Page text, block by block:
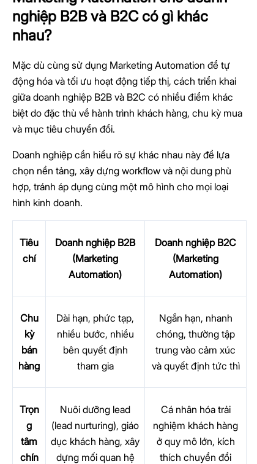
nghiệp B2B và B2C có gì khác
nhau?
Mặc dù cùng sử dụng Marketing Automation để tự
động hóa và tối ưu hoạt động tiếp thị, cách triển khai
giữa doanh nghiệp B2B và B2C có nhiều điểm khác
biệt do đặc thù về hành trình khách hàng, chu kỳ mua
và mục tiêu chuyển đổi.
Doanh nghiệp cần hiểu rõ sự khác nhau này để lựa
chọn nền tảng, xây dựng workflow và nội dung phù
hợp, tránh áp dụng cùng một mô hình cho mọi loại
hình kinh doanh.
Tiêu
chí
Doanh nghiệp B2B
(Marketing
Automation)
Doanh nghiệp B2C
(Marketing
Automation)
Chu
kỳ
bán
hàng
Dài hạn, phức tạp,
nhiều bước, nhiều
bên quyết định
tham gia
Ngắn hạn, nhanh
chóng, thường tập
trung vào cảm xúc
và quyết định tức thì
Trọn
g
tâm
chín
Nuôi dưỡng lead
(lead nurturing), giáo
dục khách hàng, xây
dựng mối quan hệ
Cá nhân hóa trải
nghiệm khách hàng
ở quy mô lớn, kích
thích chuyển đổi